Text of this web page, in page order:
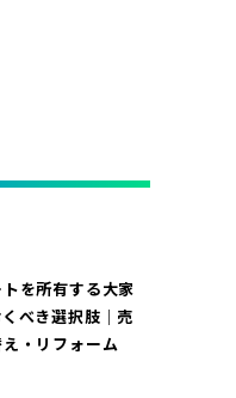
を所有する大家
べき選択肢｜売
・リフォーム